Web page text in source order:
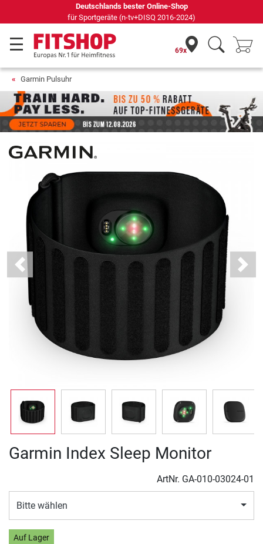
Deutschlands bester Online-Shop
für Sportgeräte (n-tv+DISQ 2016-2024)
69x
Garmin Pulsuhr
Previous Next
Garmin Index Sleep Monitor
ArtNr. GA-010-03024-01
Bitte wählen
Auf Lager